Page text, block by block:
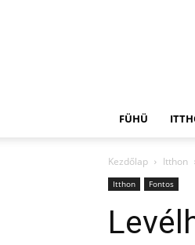
FÜHÜ
Kezdőlap Itthon
Itthon Fontos